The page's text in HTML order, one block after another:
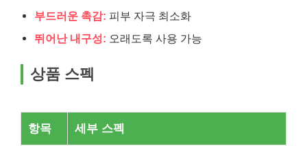
부드러운 촉감: 피부 자극 최소화
뛰어난 내구성: 오래도록 사용 가능
상품 스펙
항목 세부 스펙